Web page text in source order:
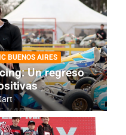
BUENOS AIRES
Un regreso